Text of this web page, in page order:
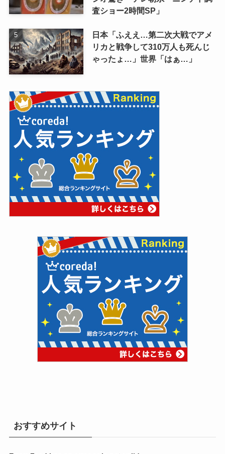
査ショー2時間SP」
日本「ふええ…第二次大戦でアメ
リカと戦争して310万人も死んじ
ゃったょ…」世界「はぁ…」
おすすめサイト